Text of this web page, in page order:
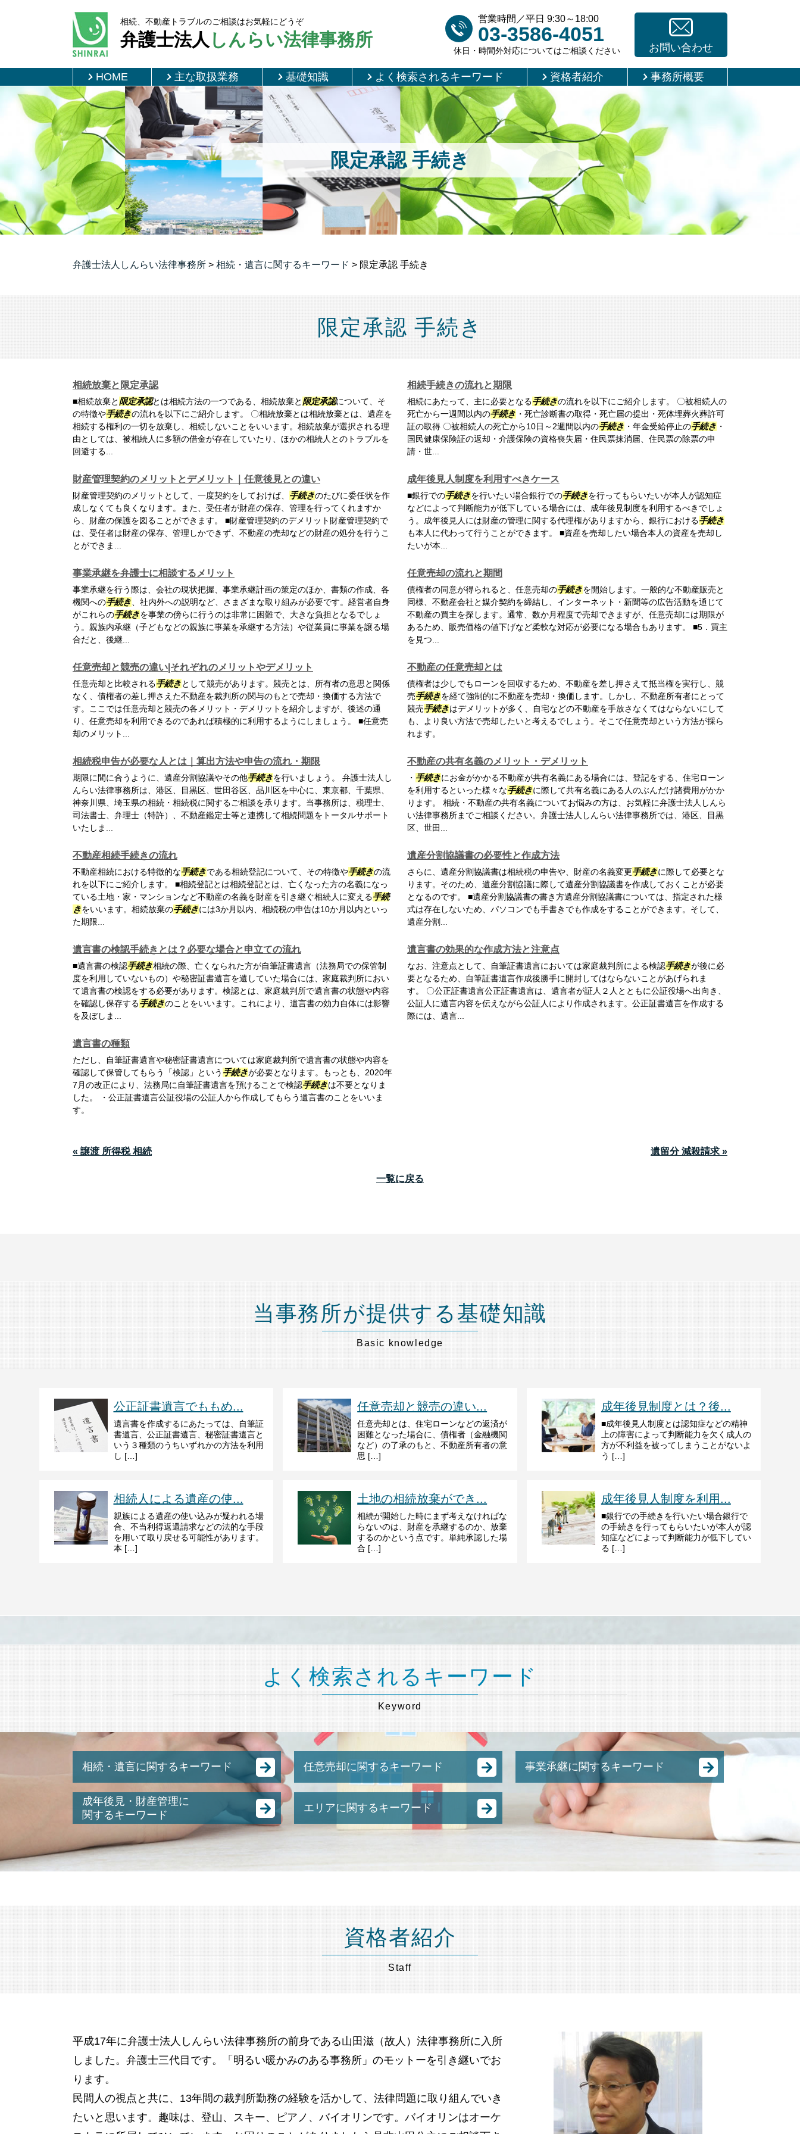
限定承認 手続き
相続、不動産トラブルのご相談はお気軽にどうぞ
弁護士法人 しんらい法律事務所
営業時間／平日 9:30～18:00
03-3586-4051
休日・時間外対応についてはご相談ください お問い合わせ
HOME 主な取扱業務 基礎知識 よく検索されるキーワード 資格者紹介 事務所概要
弁護士法人しんらい法律事務所 > 相続・遺言に関するキーワード > 限定承認 手続き
限定承認 手続き
相続放棄と限定承認
■相続放棄と 限定承認とは相続方法の一つである、相続放棄と 限定承認について、そ
の特徴や手続きの流れを以下にご紹介します。 〇相続放棄とは相続放棄とは、遺産を
相続する権利の一切を放棄し、相続しないことをいいます。相続放棄が選択される理
由としては、被相続人に多額の借金が存在していたり、ほかの相続人とのトラブルを
回避する...
相続手続きの流れと期限
相続にあたって、主に必要となる手続きの流れを以下にご紹介します。 〇被相続人の
死亡から一週間以内の手続き ・死亡診断書の取得・死亡届の提出・死体埋葬火葬許可
証の取得 〇被相続人の死亡から10日～2週間以内の手続き ・年金受給停止の手続き ・
国民健康保険証の返却・介護保険の資格喪失届・住民票抹消届、住民票の除票の申
請・世...
財産管理契約のメリットとデメリット｜任意後見との違い
財産管理契約のメリットとして、一度契約をしておけば、 手続きのたびに委任状を作
成しなくても良くなります。また、受任者が財産の保存、管理を行ってくれますか
ら、財産の保護を図ることができます。 ■財産管理契約のデメリット財産管理契約で
は、受任者は財産の保存、管理しかできず、不動産の売却などの財産の処分を行うこ
とができま...
成年後見人制度を利用すべきケース
■銀行での手続きを行いたい場合銀行での手続きを行ってもらいたいが本人が認知症
などによって判断能力が低下している場合には、成年後見制度を利用するべきでしょ
う。成年後見人には財産の管理に関する代理権がありますから、銀行における手続き
も本人に代わって行うことができます。 ■資産を売却したい場合本人の資産を売却し
たいが本...
事業承継を弁護士に相談するメリット
事業承継を行う際は、会社の現状把握、事業承継計画の策定のほか、書類の作成、各
機関への手続き 、社内外への説明など、さまざまな取り組みが必要です。経営者自身
がこれらの手続きを事業の傍らに行うのは非常に困難で、大きな負担となるでしょ
う。親族内承継（子どもなどの親族に事業を承継する方法）や従業員に事業を譲る場
合だと、後継...
任意売却の流れと期間
債権者の同意が得られると、任意売却の手続きを開始します。一般的な不動産販売と
同様、不動産会社と媒介契約を締結し、インターネット・新聞等の広告活動を通じて
不動産の買主を探します。通常、数か月程度で売却できますが、任意売却には期限が
あるため、販売価格の値下げなど柔軟な対応が必要になる場合もあります。 ■5．買主
を見つ...
任意売却と競売の違い|それぞれのメリットやデメリット
任意売却と比較される手続きとして競売があります。競売とは、所有者の意思と関係
なく、債権者の差し押さえた不動産を裁判所の関与のもとで売却・換価する方法で
す。ここでは任意売却と競売の各メリット・デメリットを紹介しますが、後述の通
り、任意売却を利用できるのであれば積極的に利用するようにしましょう。 ■任意売
却のメリット...
不動産の任意売却とは
債権者は少しでもローンを回収するため、不動産を差し押さえて抵当権を実行し、競
売手続きを経て強制的に不動産を売却・換価します。しかし、不動産所有者にとって
競売手続きはデメリットが多く、自宅などの不動産を手放さなくてはならないにして
も、より良い方法で売却したいと考えるでしょう。そこで任意売却という方法が採ら
れます。
相続税申告が必要な人とは｜算出方法や申告の流れ・期限
期限に間に合うように、遺産分割協議やその他手続きを行いましょう。 弁護士法人し
んらい法律事務所は、港区、目黒区、世田谷区、品川区を中心に、東京都、千葉県、
神奈川県、埼玉県の相続・相続税に関するご相談を承ります。当事務所は、税理士、
司法書士、弁理士（特許）、不動産鑑定士等と連携して相続問題をトータルサポート
いたしま...
不動産の共有名義のメリット・デメリット
・ 手続きにお金がかかる不動産が共有名義にある場合には、登記をする、住宅ローン
を利用するといった様々な手続きに際して共有名義にある人のぶんだけ諸費用がかか
ります。 相続・不動産の共有名義についてお悩みの方は、お気軽に弁護士法人しんら
い法律事務所までご相談ください。弁護士法人しんらい法律事務所では、港区、目黒
区、世田...
不動産相続手続きの流れ
不動産相続における特徴的な手続きである相続登記について、その特徴や手続きの流
れを以下にご紹介します。 ■相続登記とは相続登記とは、亡くなった方の名義になっ
ている土地・家・マンションなど不動産の名義を財産を引き継ぐ相続人に変える手続
きをいいます。相続放棄の手続きには3か月以内、相続税の申告は10か月以内といっ
た期限...
遺産分割協議書の必要性と作成方法
さらに、遺産分割協議書は相続税の申告や、財産の名義変更手続きに際して必要とな
ります。そのため、遺産分割協議に際して遺産分割協議書を作成しておくことが必要
となるのです。 ■遺産分割協議書の書き方遺産分割協議書については、指定された様
式は存在しないため、パソコンでも手書きでも作成をすることができます。そして、
遺産分割...
遺言書の検認手続きとは？必要な場合と申立ての流れ
■遺言書の検認手続き相続の際、亡くなられた方が自筆証書遺言（法務局での保管制
度を利用していないもの）や秘密証書遺言を遺していた場合には、家庭裁判所におい
て遺言書の検認をする必要があります。検認とは、家庭裁判所で遺言書の状態や内容
を確認し保存する手続きのことをいいます。これにより、遺言書の効力自体には影響
を及ぼしま...
遺言書の効果的な作成方法と注意点
なお、注意点として、自筆証書遺言においては家庭裁判所による検認手続きが後に必
要となるため、自筆証書遺言作成後勝手に開封してはならないことがあげられま
す。 〇公正証書遺言公正証書遺言は、遺言者が証人２人とともに公証役場へ出向き、
公証人に遺言内容を伝えながら公証人により作成されます。公正証書遺言を作成する
際には、遺言...
遺言書の種類
ただし、自筆証書遺言や秘密証書遺言については家庭裁判所で遺言書の状態や内容を
確認して保管してもらう「検認」という 手続きが必要となります。もっとも、2020年
7月の改正により、法務局に自筆証書遺言を預けることで検認手続きは不要となりま
した。 ・公正証書遺言公証役場の公証人から作成してもらう遺言書のことをいいま
す。
« 譲渡 所得税 相続 遺留分 減殺請求 »
一覧に戻る
当事務所が提供する基礎知識
Basic knowledge
公正証書遺言でももめ...
遺言書を作成するにあたっては、自筆証
書遺言、公正証書遺言、秘密証書遺言と
いう３種類のうちいずれかの方法を利用
し […]
任意売却と競売の違い...
任意売却とは、住宅ローンなどの返済が
困難となった場合に、債権者（金融機関
など）の了承のもと、不動産所有者の意
思 […]
成年後見制度とは？後...
■成年後見人制度とは認知症などの精神
上の障害によって判断能力を欠く成人の
方が不利益を被ってしまうことがないよ
う […]
相続人による遺産の使...
親族による遺産の使い込みが疑われる場
合、不当利得返還請求などの法的な手段
を用いて取り戻せる可能性があります。
本 […]
土地の相続放棄ができ...
相続が開始した時にまず考えなければな
らないのは、財産を承継するのか、放棄
するのかという点です。単純承認した場
合 […]
成年後見人制度を利用...
■銀行での手続きを行いたい場合銀行で
の手続きを行ってもらいたいが本人が認
知症などによって判断能力が低下してい
る […]
よく検索されるキーワード
Keyword
相続・遺言に関するキーワード
相続 基礎控除
ゆうちょ 銀行 相続
遺産分割協議書 不動産
公正証書遺言 証人
公正証書遺言 自分で
相続人 連絡 取れない
遺言書 種類
遺産分割 預貯金
相続税 申告書 書き方
アパート 相続
配偶者居住権 相続税
任意売却に関するキーワード
強制 競売 とは
競売 の 流れ
競売 とは
差し押さえ 物件 競売
任意売却 買い手がつかない
競売 にかけられるまで
任意整理 弁護士費用
任意売却 メリット
事業承継に関するキーワード
事業承継 m&a
中小企業 後継者問題
M&A スキーム
中小企業庁 事業承継
合併 買収 違い
日本 m&a
M&A 種類
株式譲渡 手続き
経営 承継
事業承継 節税
成年後見・財産管理に
関するキーワード
後見人 財産管理
親 後見人 になるには
成年後見人 になるには
成年後見人とは わかりやすく
任意後見 制度
親の 財産管理
認知症 後見人
成年後見人
エリアに関するキーワード
不動産相続 東京都 弁護士 相談
相続 目黒区 弁護士 相談
不動産相続 港区 弁護士 相談
不動産相続 千葉県 弁護士 相談
遺言書作成 神奈川県 弁護士 相談
不動産相続 埼玉県 弁護士 相談
不動産相続 神奈川県 弁護士 相談
相続 節税 千葉県 弁護士 相談
相続 品川区 弁護士 相談
財産管理 目黒区 弁護士 相談
相続 港区 弁護士 相談
資格者紹介
Staff
平成17年に弁護士法人しんらい法律事務所の前身である山田滋（故人）法律事務所に入所
しました。弁護士三代目です。「明るい暖かみのある事務所」のモットーを引き継いでお
ります。
民間人の視点と共に、13年間の裁判所勤務の経験を活かして、法律問題に取り組んでいき
たいと思います。趣味は、登山、スキー、ピアノ、バイオリンです。バイオリンはオーケ